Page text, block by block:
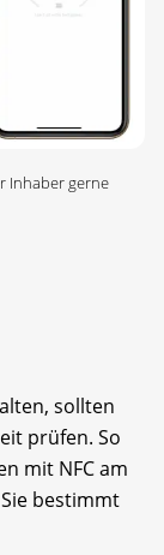
Inhaber gerne
sollten
prüfen. So
mit NFC am
bestimmt